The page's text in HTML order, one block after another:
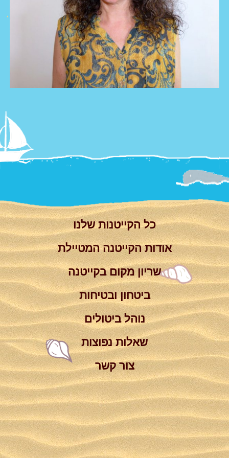
Summer
Camp
וידאו
צור קשר
'סגור תפריט'
כל הקייטנות שלנו
אודות הקייטנה המטיילת
שריון מקום בקייטנה
ביטחון ובטיחות
נוהל ביטולים
שאלות נפוצות
צור קשר